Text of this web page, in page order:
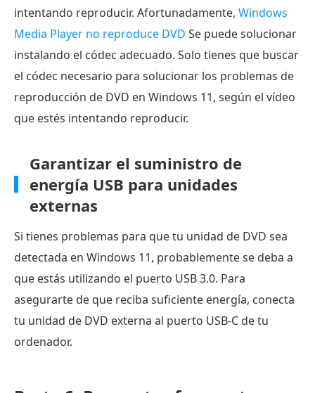
intentando reproducir. Afortunadamente, Windows
Media Player no reproduce DVD Se puede solucionar
instalando el códec adecuado. Solo tienes que buscar
el códec necesario para solucionar los problemas de
reproducción de DVD en Windows 11, según el vídeo
que estés intentando reproducir.
Garantizar el suministro de
energía USB para unidades
externas
Si tienes problemas para que tu unidad de DVD sea
detectada en Windows 11, probablemente se deba a
que estás utilizando el puerto USB 3.0. Para
asegurarte de que reciba suficiente energía, conecta
tu unidad de DVD externa al puerto USB-C de tu
ordenador.